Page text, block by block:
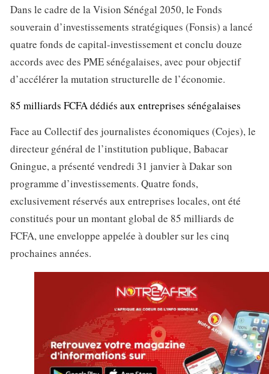
Dans le cadre de la Vision Sénégal 2050, le Fonds
souverain d’investissements stratégiques (Fonsis) a lancé
quatre fonds de capital-investissement et conclu douze
accords avec des PME sénégalaises, avec pour objectif
d’accélérer la mutation structurelle de l’économie.
85 milliards FCFA dédiés aux entreprises sénégalaises
Face au Collectif des journalistes économiques (Cojes), le
directeur général de l’institution publique, Babacar
Gningue, a présenté vendredi 31 janvier à Dakar son
programme d’investissements. Quatre fonds,
exclusivement réservés aux entreprises locales, ont été
constitués pour un montant global de 85 milliards de
FCFA, une enveloppe appelée à doubler sur les cinq
prochaines années.